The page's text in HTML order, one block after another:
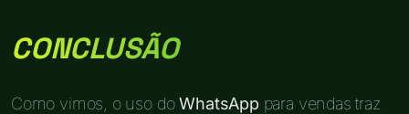
CONCLUSÃO
Como vimos, o uso doWhatsApp para vendas traz